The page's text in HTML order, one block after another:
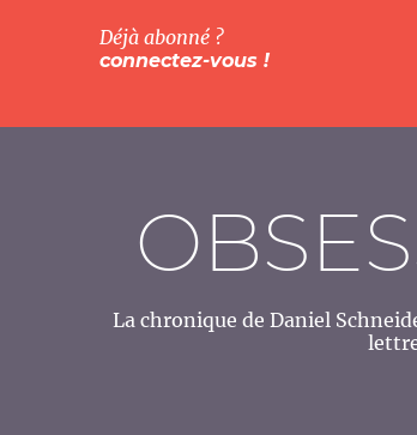
Déjà abonné ?
connectez-vous !
La chronique de Daniel